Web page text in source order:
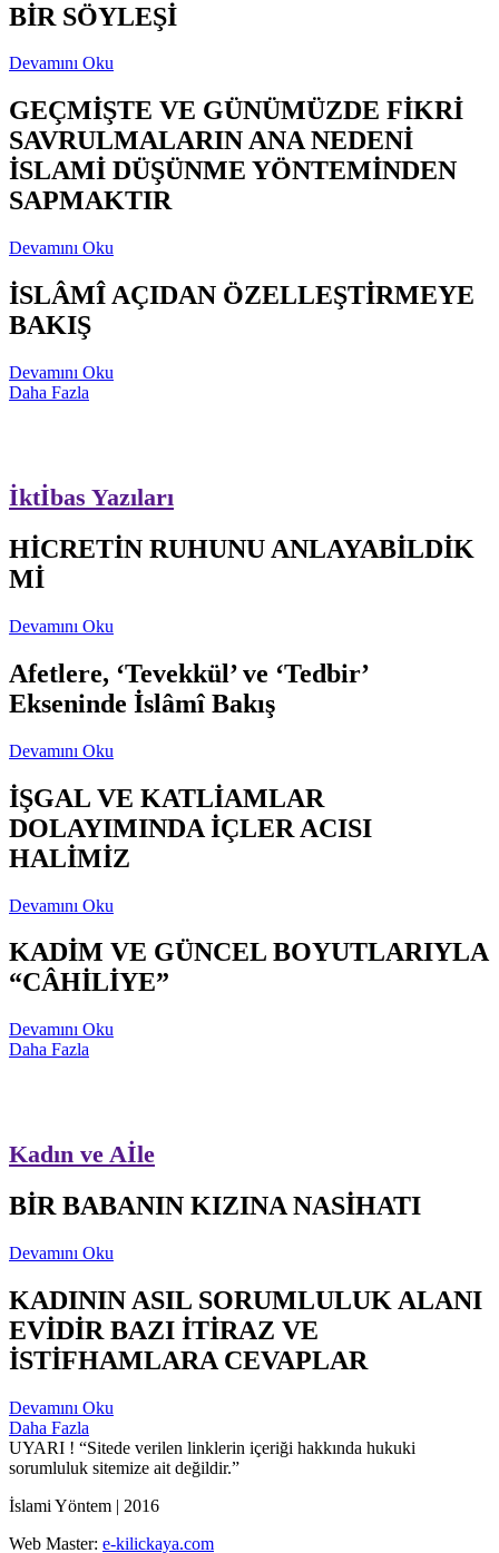
BİR SÖYLEŞİ
Devamını Oku
GEÇMİŞTE VE GÜNÜMÜZDE FİKRİ
SAVRULMALARIN ANA NEDENİ
İSLAMİ DÜŞÜNME YÖNTEMİNDEN
SAPMAKTIR
Devamını Oku
İSLÂMÎ AÇIDAN ÖZELLEŞTİRMEYE
BAKIŞ
Devamını Oku
Daha Fazla
İktİbas Yazıları
HİCRETİN RUHUNU ANLAYABİLDİK
Mİ
Devamını Oku
Afetlere, ‘Tevekkül’ ve ‘Tedbir’
Ekseninde İslâmî Bakış
Devamını Oku
İŞGAL VE KATLİAMLAR
DOLAYIMINDA İÇLER ACISI
HALİMİZ
Devamını Oku
KADİM VE GÜNCEL BOYUTLARIYLA
“CÂHİLİYE”
Devamını Oku
Daha Fazla
Kadın ve Aİle
BİR BABANIN KIZINA NASİHATI
Devamını Oku
KADININ ASIL SORUMLULUK ALANI
EVİDİR BAZI İTİRAZ VE
İSTİFHAMLARA CEVAPLAR
Devamını Oku
Daha Fazla
UYARI ! “Sitede verilen linklerin içeriği hakkında hukuki
sorumluluk sitemize ait değildir.”
İslami Yöntem | 2016
Web Master: e-kilickaya.com